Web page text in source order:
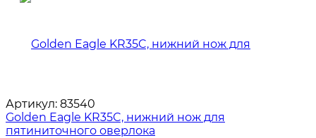
Артикул: 83540
Golden Eagle KR35C, нижний нож для
пятиниточного оверлока